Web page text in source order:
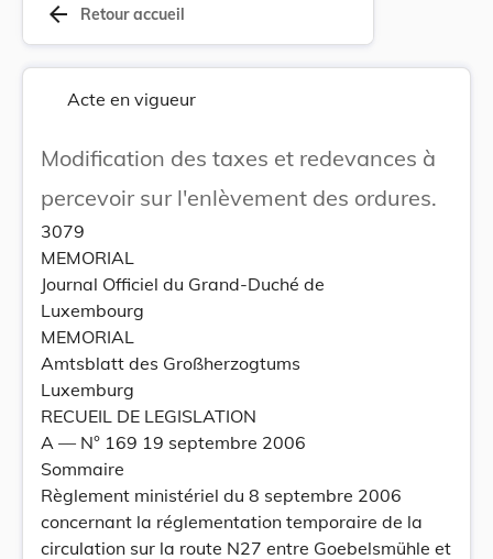
arrow_back Retour accueil
Acte en vigueur
Modification des taxes et redevances à
percevoir sur l'enlèvement des ordures.
3079
MEMORIAL
Journal Officiel du Grand-Duché de
Luxembourg
MEMORIAL
Amtsblatt des Großherzogtums
Luxemburg
RECUEIL DE LEGISLATION
A –– N° 169 19 septembre 2006
Sommaire
Règlement ministériel du 8 septembre 2006
concernant la réglementation temporaire de la
circulation sur la route N27 entre Goebelsmühle et